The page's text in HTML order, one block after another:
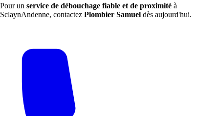
Pour un service de débouchage fiable et de proximité à
SclaynAndenne, contactez Plombier Samuel dès aujourd'hui.